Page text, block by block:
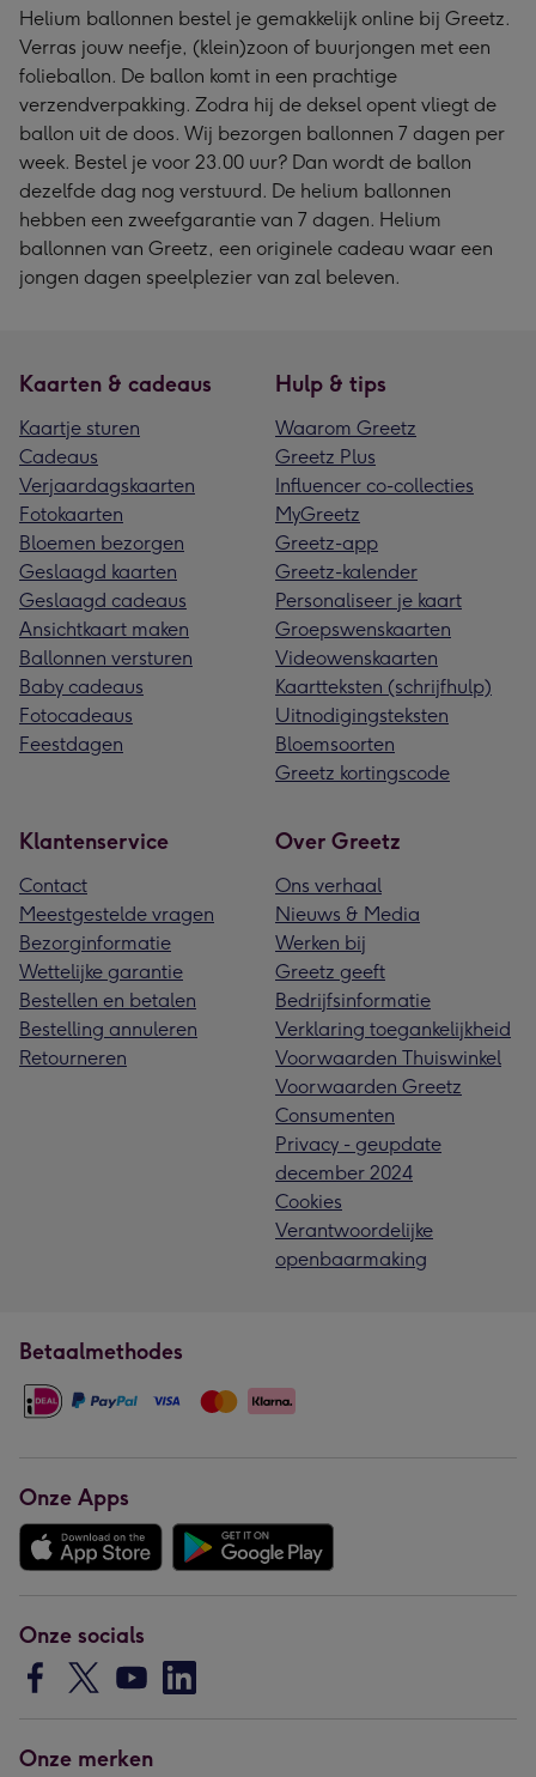
Helium ballonnen bestel je gemakkelijk online bij Greetz.
Verras jouw neefje, (klein)zoon of buurjongen met een
folieballon. De ballon komt in een prachtige
verzendverpakking. Zodra hij de deksel opent vliegt de
ballon uit de doos. Wij bezorgen ballonnen 7 dagen per
week. Bestel je voor 23.00 uur? Dan wordt de ballon
dezelfde dag nog verstuurd. De helium ballonnen
hebben een zweefgarantie van 7 dagen. Helium
ballonnen van Greetz, een originele cadeau waar een
jongen dagen speelplezier van zal beleven.
Kaarten & cadeaus
Kaartje sturen
Cadeaus
Verjaardagskaarten
Fotokaarten
Bloemen bezorgen
Geslaagd kaarten
Geslaagd cadeaus
Ansichtkaart maken
Ballonnen versturen
Baby cadeaus
Fotocadeaus
Feestdagen
Hulp & tips
Waarom Greetz
Greetz Plus
Influencer co-collecties
MyGreetz
Greetz-app
Greetz-kalender
Personaliseer je kaart
Groepswenskaarten
Videowenskaarten
Kaartteksten (schrijfhulp)
Uitnodigingsteksten
Bloemsoorten
Greetz kortingscode
Klantenservice
Contact
Meestgestelde vragen
Bezorginformatie
Wettelijke garantie
Bestellen en betalen
Bestelling annuleren
Retourneren
Over Greetz
Ons verhaal
Nieuws & Media
Werken bij
Greetz geeft
Bedrijfsinformatie
Verklaring toegankelijkheid
Voorwaarden Thuiswinkel
Voorwaarden Greetz
Consumenten
Privacy - geupdate
december 2024
Cookies
Verantwoordelijke
openbaarmaking
Betaalmethodes
Onze Apps
Onze socials
Onze merken